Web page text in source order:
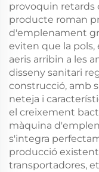
provoquin retards
producte roman
d'emplenament
eviten que la
aeris arribin a les
disseny sanitari
construcció, amb
neteja i
el creixement
màquina
s'integra
producció
transportadores,